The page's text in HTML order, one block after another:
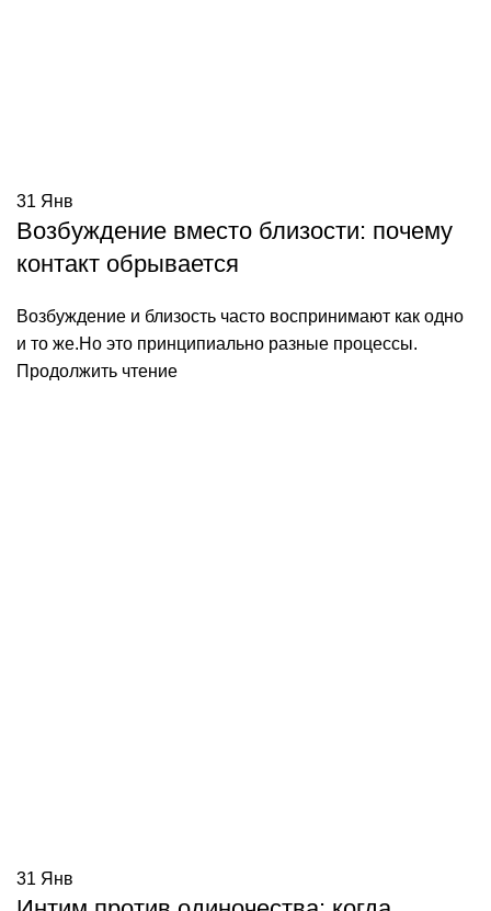
31 Янв
Возбуждение вместо близости: почему
контакт обрывается
Возбуждение и близость часто воспринимают как одно
и то же.Но это принципиально разные процессы.
Продолжить чтение
31 Янв